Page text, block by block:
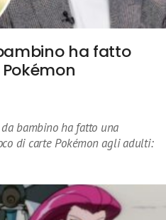
ha fatto
bambino ha fatto una
di carte Pokémon agli adulti: